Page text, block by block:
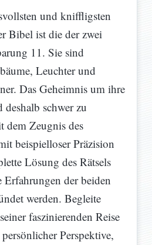
und kniffligsten
Bibel ist die der zwei
11. Sie sind
Leuchter und
Das Geheimnis um ihre
schwer zu
dem Zeugnis des
beispielloser Präzision
Lösung des Rätsels
der beiden
werden. Begleite
faszinierenden Reise
Perspektive,